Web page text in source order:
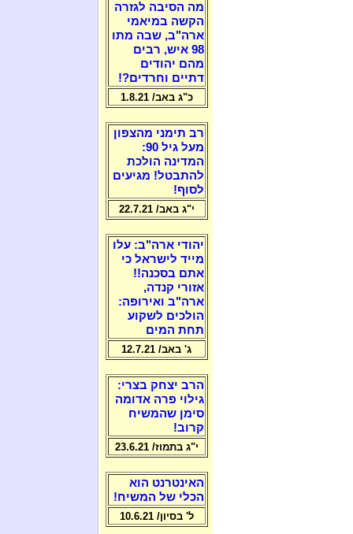
מה הסיבה לגזרה
הקשה במיאמי
ארה"ב, שבה מתו
98 איש, רבים
מהם יהודים
דתיים וחרדים?!
כ"ג באב/ 1.8.21
רב תימני מהצפון
מעל גיל 90:
המדינה הולכת
להתבטל! מגיעים
לסוף!
י"ג באב/ 22.7.21
יהודי ארה"ב: עלו
מייד לישראל כי
אתם בסכנה!!
אזורי קנדה,
ארה"ב ואירופה:
הולכים לשקוע
תחת המים
ג' באב/ 12.7.21
הרב יצחק בצרי:
גילוי פרה אדומה
סימן שהמשיח
קרוב!
י"ג בתמוז/ 23.6.21
האינטרנט הוא
הכלי של המשיח!
ל' בסיון/ 10.6.21